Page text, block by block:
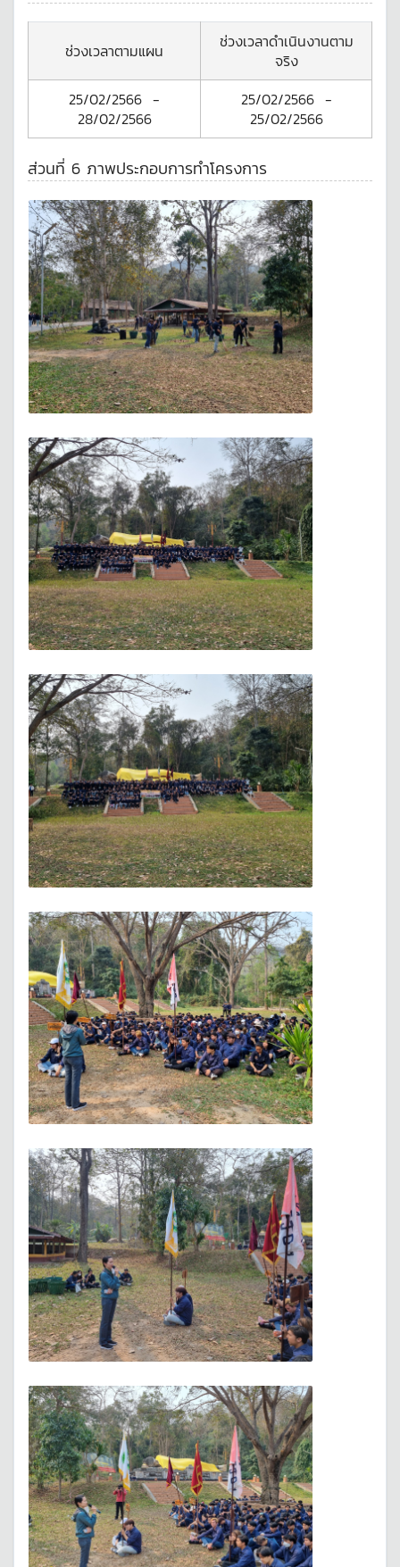
ช่วงเวลาตามแผน
ช่วงเวลาดำเนินงานตาม
จริง
25/02/2566 -
28/02/2566
25/02/2566-
25/02/2566
ส่วนที่ 6 ภาพประกอบการทำโครงการ